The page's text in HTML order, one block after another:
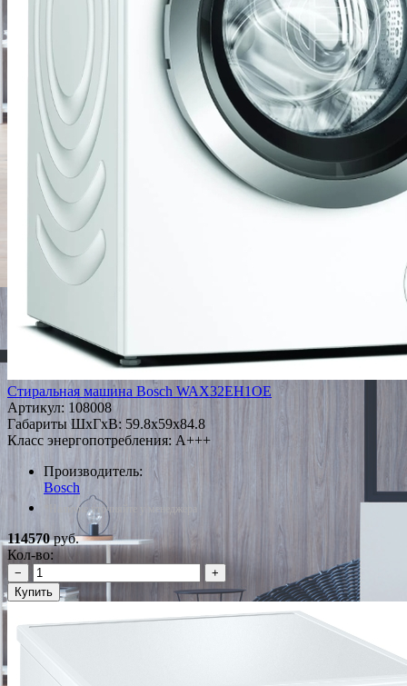
Стиральная машина Bosch WAX32EH1OE
Артикул: 108008
Габариты ШxГxВ: 59.8x59x84.8
Класс энергопотребления: A+++
Производитель:
Bosch
*Наличие уточняйте у менеджера
114570руб.
Кол-во:
−
+
Купить